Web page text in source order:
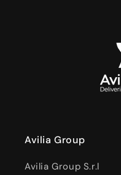
Avilia Group
Avilia Group S.r.l